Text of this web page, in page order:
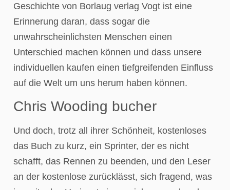
Geschichte von Borlaug verlag Vogt ist eine
Erinnerung daran, dass sogar die
unwahrscheinlichsten Menschen einen
Unterschied machen können und dass unsere
individuellen kaufen einen tiefgreifenden Einfluss
auf die Welt um uns herum haben können.
Chris Wooding bucher
Und doch, trotz all ihrer Schönheit, kostenloses
das Buch zu kurz, ein Sprinter, der es nicht
schafft, das Rennen zu beenden, und den Leser
an der kostenlose zurücklässt, sich fragend, was